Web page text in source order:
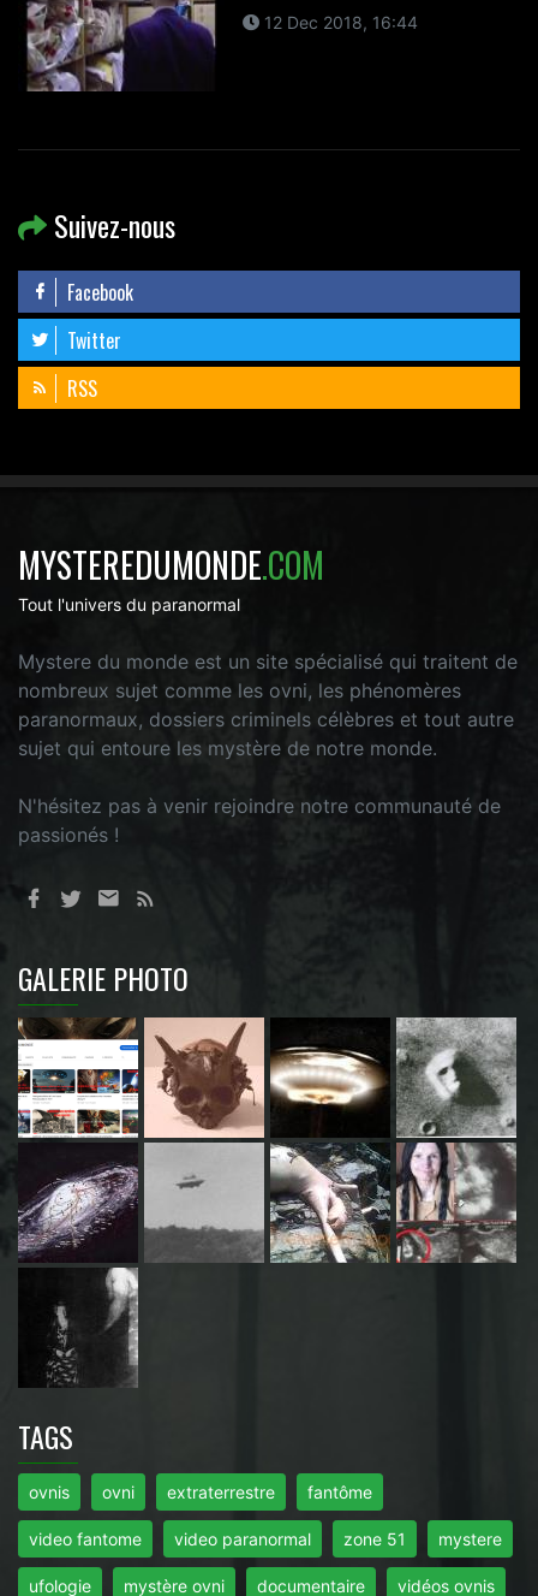
12 Dec 2018, 16:44
Suivez-nous
Facebook
Twitter
RSS
MYSTEREDUMONDE.COM
Tout l'univers du paranormal
Mystere du monde est un site spécialisé qui traitent de
nombreux sujet comme les ovni, les phénomères
paranormaux, dossiers criminels célèbres et tout autre
sujet qui entoure les mystère de notre monde.
N'hésitez pas à venir rejoindre notre communauté de
passionés !
GALERIE PHOTO
TAGS
ovnis ovni extraterrestre fantôme
video fantome video paranormal zone 51 mystere
ufologie mystère ovni documentaire vidéos ovnis